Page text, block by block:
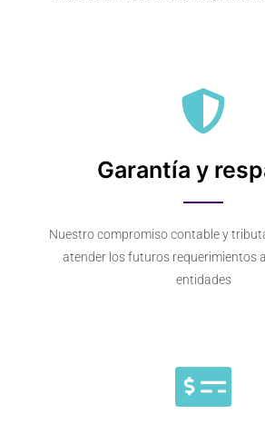
Garantía y
Nuestro compromiso contable y
atender los futuros requerimientos
entidades